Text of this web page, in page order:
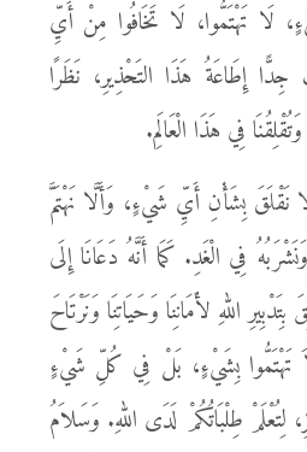
لَا تَهْتَمُّوا، لَا تَخَافُوا مِنْ أَيِّ
إِطَاعَةُ هَذَا التَحْذِيرِ، نَظَرًا
فِي هَذَا الْعَالَمِ.
نَقْلَقَ بِشَأْنِ أَيِّ شَيْءٍ، وَأَلَّا نَهْتَمَّ
فِي الْغَدِ. كَمَا أَنَّهُ دَعَانَا إِلَى
اللهِ لأَمَانِنَا وَحَيَاتِنَا وَنَرْتَاحَ
تَهْتَمُّوا بِشَيْءٍ، بَلْ فِي كُلِّ شَيْءٍ
لِتُعْلَمْ طِلْبَاتُكُمْ لَدَى اللهِ. وَسَلاَمُ